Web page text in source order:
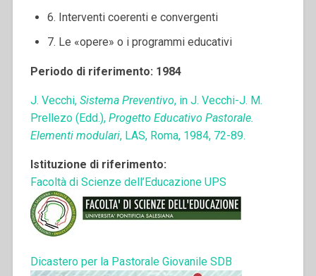
6. Interventi coerenti e convergenti
7. Le «opere» o i programmi educativi
Periodo di riferimento: 1984
J. Vecchi, Sistema Preventivo, in J. Vecchi-J. M.
Prellezo (Edd.), Progetto Educativo Pastorale.
Elementi modulari, LAS, Roma, 1984, 72-89.
Istituzione di riferimento:
Facoltà di Scienze dell’Educazione UPS
Dicastero per la Pastorale Giovanile SDB